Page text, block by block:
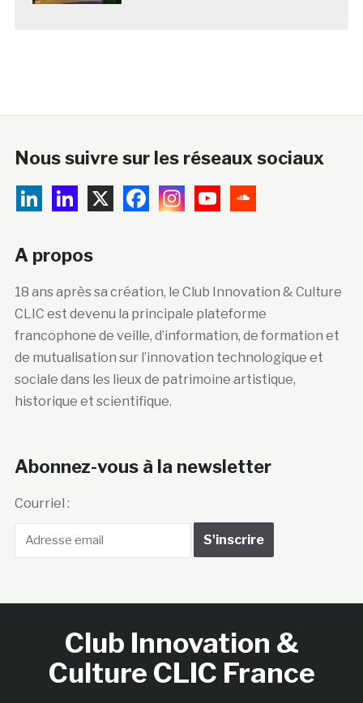
Nous suivre sur les réseaux sociaux
A propos
18 ans après sa création, le Club Innovation & Culture
CLIC est devenu la principale plateforme
francophone de veille, d’information, de formation et
de mutualisation sur l’innovation technologique et
sociale dans les lieux de patrimoine artistique,
historique et scientifique.
Abonnez-vous à la newsletter
Courriel :
Club Innovation &
Culture CLIC France